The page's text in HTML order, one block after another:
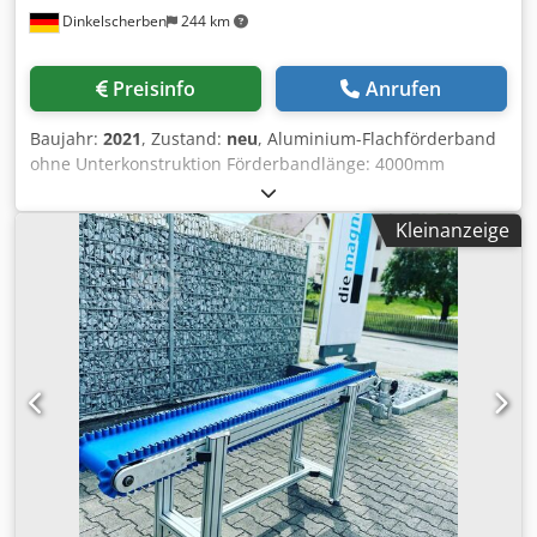
Recycling, Hackschnitzel, Kunststoff, metallfrei
Magnetbandabscheider, Aushebemagnete, Filterstäbe,
Magnetgitter, Magnetrost, Metallabscheider, Blockmagnet,
Dinkelscherben 244 km
Preisinfo Anrufen
Baujahr: 2021, Zustand: neu, Aluminium-Flachförderband
ohne Unterkonstruktion Förderbandlänge: 4000mm
Antriebswalze: gerändelt Chedpfxjhfwcbe Aikoa
Umlenkwalze: ballig überdreht Unsere Kernkompetenz
liegt darin, dem Kunden genau das zu liefern was er auch
wirklich benötigt. Wir arbeiten zusammen mit unseren
Kunden, kundenspezifische, individuelle Lösungen aus
und liefern entsprechende Anlagen aus eigener Fertigung.
Kontaktieren Sie uns gerne auch telefonisch um für Ihre
Anwendung eine passende Lösung zu finden. PVC-
Transportband Fördergurt EM 15/2 0+17 PVC weiss FDA
konform nach EU10/2011 Gurtbreite 500mm außen
Wellenkante verschweißt beidseitg 40mm hoch T-30
Stollen- 400mm Teilung * antistatisch durch Fäden im
Gewebe der Laufseite endlos verschweißt mit gestufter
Fingerverbindung Lebensmittel- Zertifikat wird mitgeliefert
Kleinanzeige